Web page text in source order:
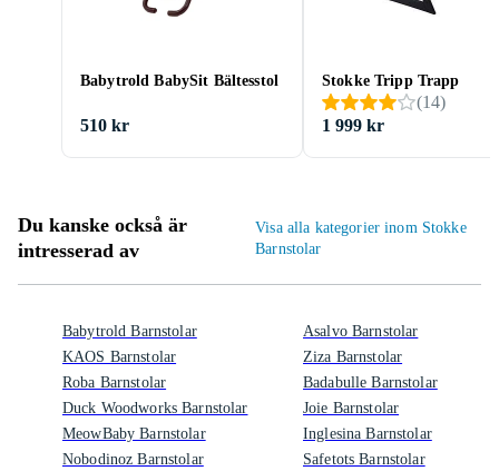
Babytrold BabySit Bältesstol
510 kr
Stokke Tripp Trapp
(14)
1 999 kr
Du kanske också är
intresserad av
Visa alla kategorier inom Stokke
Barnstolar
Babytrold Barnstolar
KAOS Barnstolar
Roba Barnstolar
Duck Woodworks Barnstolar
MeowBaby Barnstolar
Nobodinoz Barnstolar
Asalvo Barnstolar
Ziza Barnstolar
Badabulle Barnstolar
Joie Barnstolar
Inglesina Barnstolar
Safetots Barnstolar